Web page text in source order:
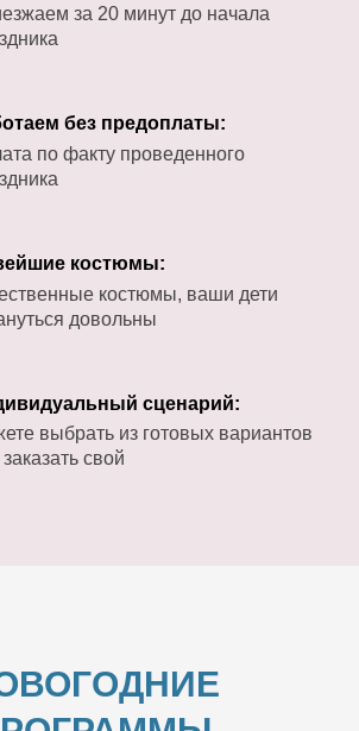
за 20 минут до начала
без предоплаты:
по факту проведенного
костюмы:
костюмы, ваши дети
довольны
сценарий:
выбрать из готовых вариантов
свой